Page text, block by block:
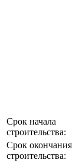
Срок начала
строительства:
Срок окончания
строительства: